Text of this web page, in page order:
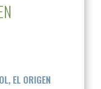
EL ORIGEN